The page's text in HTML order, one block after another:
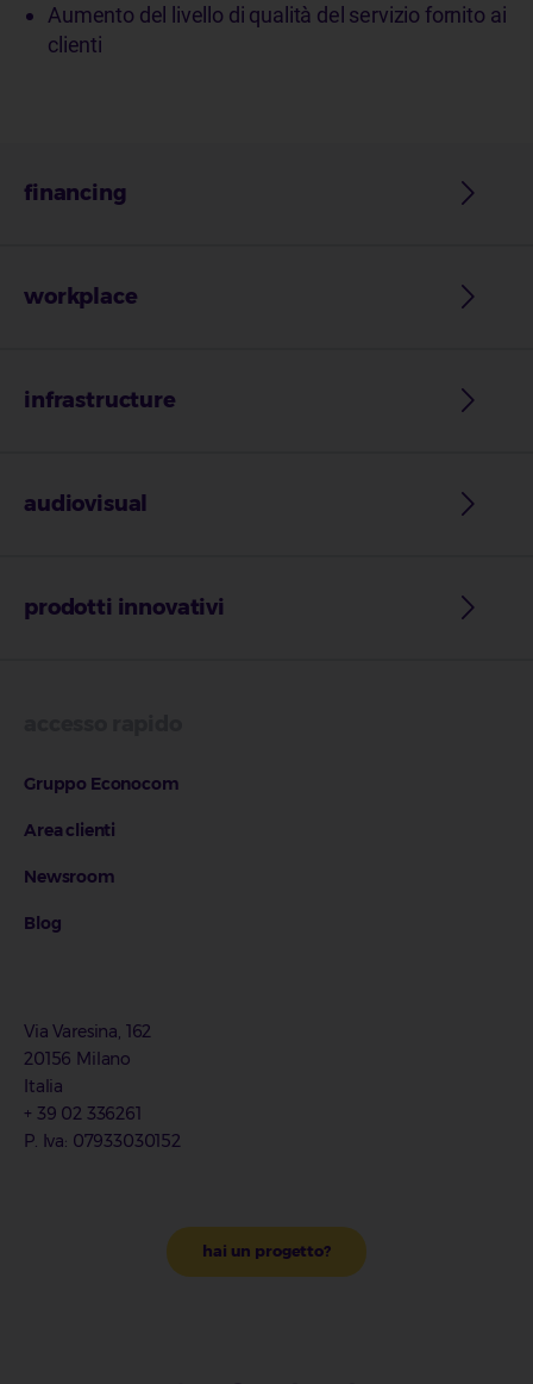
Aumento del livello di qualità del servizio fornito ai
clienti
financing
workplace
infrastructure
audiovisual
prodotti innovativi
Gruppo Econocom
Area clienti
Newsroom
Blog
Via Varesina, 162
20156 Milano
Italia
+ 39 02 336261
P. Iva: 07933030152
hai un progetto?